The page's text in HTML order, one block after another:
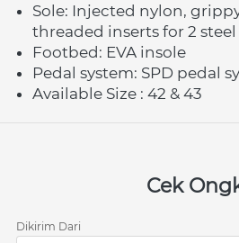
Sole: Injected nylon,
threaded inserts for 2 steel
Footbed: EVA insole
Pedal system: SPD pedal
Available Size : 42 & 43
Cek
Dikirim Dari